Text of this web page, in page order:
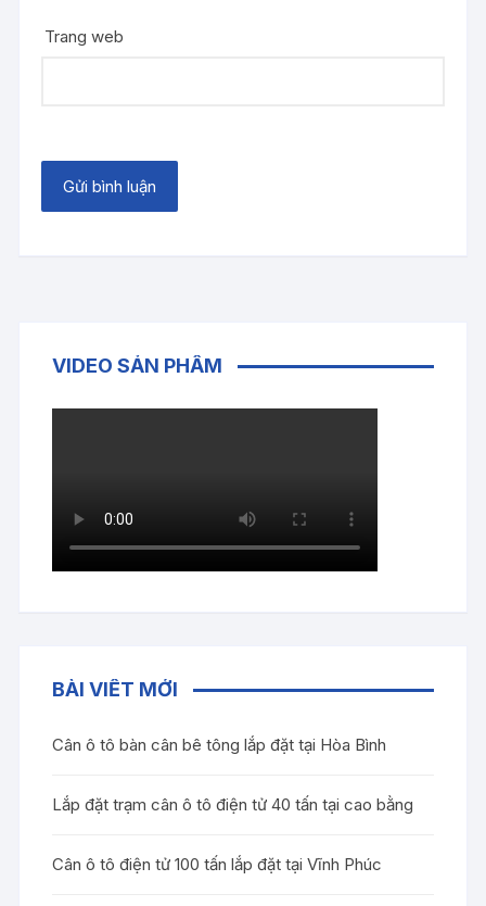
Trang web
VIDEO SẢN PHẨM
BÀI VIẾT MỚI
Cân ô tô bàn cân bê tông lắp đặt tại Hòa Bình
Lắp đặt trạm cân ô tô điện tử 40 tấn tại cao bằng
Cân ô tô điện tử 100 tấn lắp đặt tại Vĩnh Phúc